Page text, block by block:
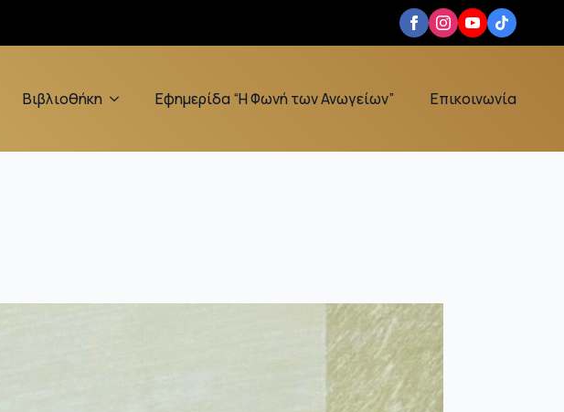
Βιβλιοθήκη Εφημερίδα “Η Φωνή των Ανωγείων” Επικοινωνία